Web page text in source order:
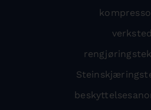
verksted